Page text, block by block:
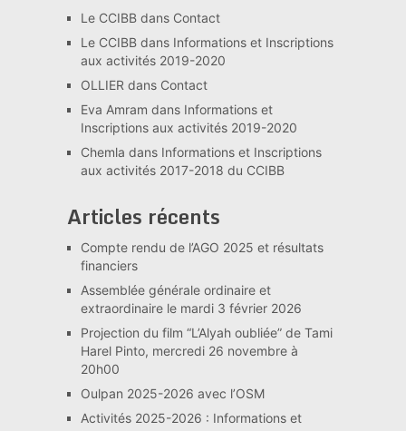
Le CCIBBdans Contact
Le CCIBBdans Informations et Inscriptions
aux activités 2019-2020
OLLIER dans Contact
Eva Amram dans Informations et
Inscriptions aux activités 2019-2020
Chemla dans Informations et Inscriptions
aux activités 2017-2018 du CCIBB
Articles récents
Compte rendu de l’AGO 2025 et résultats
financiers
Assemblée générale ordinaire et
extraordinaire le mardi 3 février 2026
Projection du film “L’Alyah oubliée” de Tami
Harel Pinto, mercredi 26 novembre à
20h00
Oulpan 2025-2026 avec l’OSM
Activités 2025-2026 : Informations et